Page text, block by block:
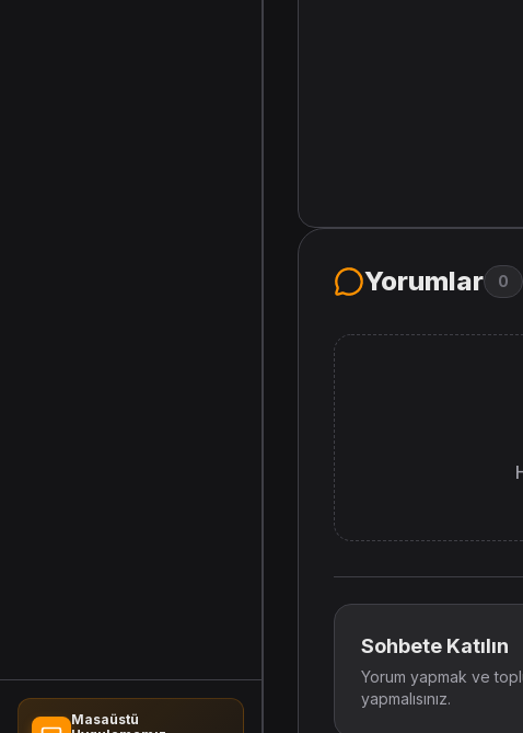
Masaüstü
Yorumlar 0
Sohbete Katılın
Yorum yapmak ve
yapmalısınız.